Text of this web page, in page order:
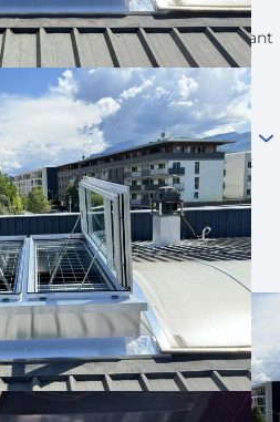
Naturelle de Fumées et de
des costières phoniques assurant
de 41 dB.
particulièrement
adapté aux
public
(ERP), tels que les
ou auditoriums, où le confort